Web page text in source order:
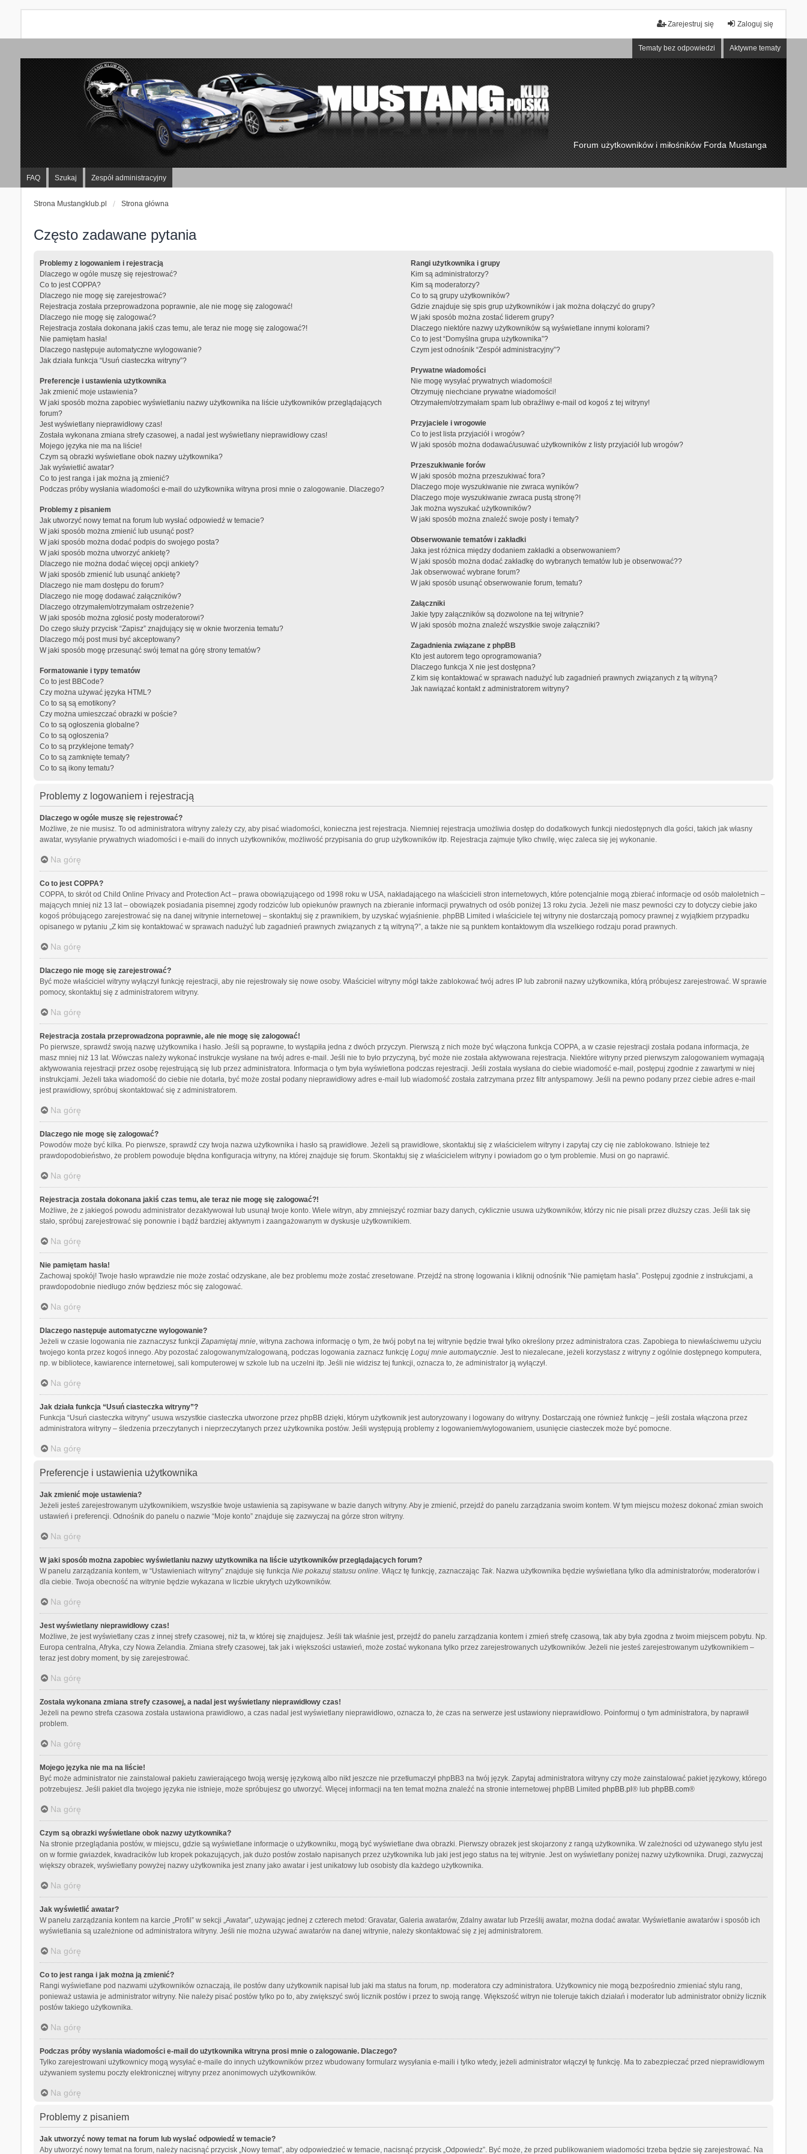
Zaloguj się
Zarejestruj się
Tematy bez odpowiedzi Aktywne tematy
Forum użytkowników i miłośników Forda Mustanga
FAQ Szukaj Zespół administracyjny
Strona Mustangklub.pl Strona główna
Często zadawane pytania
Problemy z logowaniem i rejestracją
Dlaczego w ogóle muszę się rejestrować?
Co to jest COPPA?
Dlaczego nie mogę się zarejestrować?
Rejestracja została przeprowadzona poprawnie, ale nie mogę się zalogować!
Dlaczego nie mogę się zalogować?
Rejestracja została dokonana jakiś czas temu, ale teraz nie mogę się zalogować?!
Nie pamiętam hasła!
Dlaczego następuje automatyczne wylogowanie?
Jak działa funkcja “Usuń ciasteczka witryny”?
Preferencje i ustawienia użytkownika
Jak zmienić moje ustawienia?
W jaki sposób można zapobiec wyświetlaniu nazwy użytkownika na liście użytkowników przeglądających
forum?
Jest wyświetlany nieprawidłowy czas!
Została wykonana zmiana strefy czasowej, a nadal jest wyświetlany nieprawidłowy czas!
Mojego języka nie ma na liście!
Czym są obrazki wyświetlane obok nazwy użytkownika?
Jak wyświetlić awatar?
Co to jest ranga i jak można ją zmienić?
Podczas próby wysłania wiadomości e-mail do użytkownika witryna prosi mnie o zalogowanie. Dlaczego?
Problemy z pisaniem
Jak utworzyć nowy temat na forum lub wysłać odpowiedź w temacie?
W jaki sposób można zmienić lub usunąć post?
W jaki sposób można dodać podpis do swojego posta?
W jaki sposób można utworzyć ankietę?
Dlaczego nie można dodać więcej opcji ankiety?
W jaki sposób zmienić lub usunąć ankietę?
Dlaczego nie mam dostępu do forum?
Dlaczego nie mogę dodawać załączników?
Dlaczego otrzymałem/otrzymałam ostrzeżenie?
W jaki sposób można zgłosić posty moderatorowi?
Do czego służy przycisk “Zapisz” znajdujący się w oknie tworzenia tematu?
Dlaczego mój post musi być akceptowany?
W jaki sposób mogę przesunąć swój temat na górę strony tematów?
Formatowanie i typy tematów
Co to jest BBCode?
Czy można używać języka HTML?
Co to są są emotikony?
Czy można umieszczać obrazki w poście?
Co to są ogłoszenia globalne?
Co to są ogłoszenia?
Co to są przyklejone tematy?
Co to są zamknięte tematy?
Co to są ikony tematu?
Rangi użytkownika i grupy
Kim są administratorzy?
Kim są moderatorzy?
Co to są grupy użytkowników?
Gdzie znajduje się spis grup użytkowników i jak można dołączyć do grupy?
W jaki sposób można zostać liderem grupy?
Dlaczego niektóre nazwy użytkowników są wyświetlane innymi kolorami?
Co to jest “Domyślna grupa użytkownika”?
Czym jest odnośnik “Zespół administracyjny”?
Prywatne wiadomości
Nie mogę wysyłać prywatnych wiadomości!
Otrzymuję niechciane prywatne wiadomości!
Otrzymałem/otrzymałam spam lub obraźliwy e-mail od kogoś z tej witryny!
Przyjaciele i wrogowie
Co to jest lista przyjaciół i wrogów?
W jaki sposób można dodawać/usuwać użytkowników z listy przyjaciół lub wrogów?
Przeszukiwanie forów
W jaki sposób można przeszukiwać fora?
Dlaczego moje wyszukiwanie nie zwraca wyników?
Dlaczego moje wyszukiwanie zwraca pustą stronę?!
Jak można wyszukać użytkowników?
W jaki sposób można znaleźć swoje posty i tematy?
Obserwowanie tematów i zakładki
Jaka jest różnica między dodaniem zakładki a obserwowaniem?
W jaki sposób można dodać zakładkę do wybranych tematów lub je obserwować??
Jak obserwować wybrane forum?
W jaki sposób usunąć obserwowanie forum, tematu?
Załączniki
Jakie typy załączników są dozwolone na tej witrynie?
W jaki sposób można znaleźć wszystkie swoje załączniki?
Zagadnienia związane z phpBB
Kto jest autorem tego oprogramowania?
Dlaczego funkcja X nie jest dostępna?
Z kim się kontaktować w sprawach nadużyć lub zagadnień prawnych związanych z tą witryną?
Jak nawiązać kontakt z administratorem witryny?
Problemy z logowaniem i rejestracją
Dlaczego w ogóle muszę się rejestrować?
Możliwe, że nie musisz. To od administratora witryny zależy czy, aby pisać wiadomości, konieczna jest rejestracja. Niemniej rejestracja umożliwia dostęp do dodatkowych funkcji niedostępnych dla gości, takich jak własny
awatar, wysyłanie prywatnych wiadomości i e-maili do innych użytkowników, możliwość przypisania do grup użytkowników itp. Rejestracja zajmuje tylko chwilę, więc zaleca się jej wykonanie.
Na górę
Co to jest COPPA?
COPPA, to skrót od Child Online Privacy and Protection Act – prawa obowiązującego od 1998 roku w USA, nakładającego na właścicieli stron internetowych, które potencjalnie mogą zbierać informacje od osób małoletnich –
mających mniej niż 13 lat – obowiązek posiadania pisemnej zgody rodziców lub opiekunów prawnych na zbieranie informacji prywatnych od osób poniżej 13 roku życia. Jeżeli nie masz pewności czy to dotyczy ciebie jako
kogoś próbującego zarejestrować się na danej witrynie internetowej – skontaktuj się z prawnikiem, by uzyskać wyjaśnienie. phpBB Limited i właściciele tej witryny nie dostarczają pomocy prawnej z wyjątkiem przypadku
opisanego w pytaniu „Z kim się kontaktować w sprawach nadużyć lub zagadnień prawnych związanych z tą witryną?”, a także nie są punktem kontaktowym dla wszelkiego rodzaju porad prawnych.
Na górę
Dlaczego nie mogę się zarejestrować?
Być może właściciel witryny wyłączył funkcję rejestracji, aby nie rejestrowały się nowe osoby. Właściciel witryny mógł także zablokować twój adres IP lub zabronił nazwy użytkownika, którą próbujesz zarejestrować. W sprawie
pomocy, skontaktuj się z administratorem witryny.
Na górę
Rejestracja została przeprowadzona poprawnie, ale nie mogę się zalogować!
Po pierwsze, sprawdź swoją nazwę użytkownika i hasło. Jeśli są poprawne, to wystąpiła jedna z dwóch przyczyn. Pierwszą z nich może być włączona funkcja COPPA, a w czasie rejestracji została podana informacja, że
masz mniej niż 13 lat. Wówczas należy wykonać instrukcje wysłane na twój adres e-mail. Jeśli nie to było przyczyną, być może nie została aktywowana rejestracja. Niektóre witryny przed pierwszym zalogowaniem wymagają
aktywowania rejestracji przez osobę rejestrującą się lub przez administratora. Informacja o tym była wyświetlona podczas rejestracji. Jeśli została wysłana do ciebie wiadomość e-mail, postępuj zgodnie z zawartymi w niej
instrukcjami. Jeżeli taka wiadomość do ciebie nie dotarła, być może został podany nieprawidłowy adres e-mail lub wiadomość została zatrzymana przez filtr antyspamowy. Jeśli na pewno podany przez ciebie adres e-mail
jest prawidłowy, spróbuj skontaktować się z administratorem.
Na górę
Dlaczego nie mogę się zalogować?
Powodów może być kilka. Po pierwsze, sprawdź czy twoja nazwa użytkownika i hasło są prawidłowe. Jeżeli są prawidłowe, skontaktuj się z właścicielem witryny i zapytaj czy cię nie zablokowano. Istnieje też
prawdopodobieństwo, że problem powoduje błędna konfiguracja witryny, na której znajduje się forum. Skontaktuj się z właścicielem witryny i powiadom go o tym problemie. Musi on go naprawić.
Na górę
Rejestracja została dokonana jakiś czas temu, ale teraz nie mogę się zalogować?!
Możliwe, że z jakiegoś powodu administrator dezaktywował lub usunął twoje konto. Wiele witryn, aby zmniejszyć rozmiar bazy danych, cyklicznie usuwa użytkowników, którzy nic nie pisali przez dłuższy czas. Jeśli tak się
stało, spróbuj zarejestrować się ponownie i bądź bardziej aktywnym i zaangażowanym w dyskusje użytkownikiem.
Na górę
Nie pamiętam hasła!
Zachowaj spokój! Twoje hasło wprawdzie nie może zostać odzyskane, ale bez problemu może zostać zresetowane. Przejdź na stronę logowania i kliknij odnośnik “Nie pamiętam hasła”. Postępuj zgodnie z instrukcjami, a
prawdopodobnie niedługo znów będziesz móc się zalogować.
Na górę
Dlaczego następuje automatyczne wylogowanie?
Jeżeli w czasie logowania nie zaznaczysz funkcji Zapamiętaj mnie, witryna zachowa informację o tym, że twój pobyt na tej witrynie będzie trwał tylko określony przez administratora czas. Zapobiega to niewłaściwemu użyciu
twojego konta przez kogoś innego. Aby pozostać zalogowanym/zalogowaną, podczas logowania zaznacz funkcję Loguj mnie automatycznie. Jest to niezalecane, jeżeli korzystasz z witryny z ogólnie dostępnego komputera,
np. w bibliotece, kawiarence internetowej, sali komputerowej w szkole lub na uczelni itp. Jeśli nie widzisz tej funkcji, oznacza to, że administrator ją wyłączył.
Na górę
Jak działa funkcja “Usuń ciasteczka witryny”?
Funkcja “Usuń ciasteczka witryny” usuwa wszystkie ciasteczka utworzone przez phpBB dzięki, którym użytkownik jest autoryzowany i logowany do witryny. Dostarczają one również funkcję – jeśli została włączona przez
administratora witryny – śledzenia przeczytanych i nieprzeczytanych przez użytkownika postów. Jeśli występują problemy z logowaniem/wylogowaniem, usunięcie ciasteczek może być pomocne.
Na górę
Preferencje i ustawienia użytkownika
Jak zmienić moje ustawienia?
Jeżeli jesteś zarejestrowanym użytkownikiem, wszystkie twoje ustawienia są zapisywane w bazie danych witryny. Aby je zmienić, przejdź do panelu zarządzania swoim kontem. W tym miejscu możesz dokonać zmian swoich
ustawień i preferencji. Odnośnik do panelu o nazwie “Moje konto” znajduje się zazwyczaj na górze stron witryny.
Na górę
W jaki sposób można zapobiec wyświetlaniu nazwy użytkownika na liście użytkowników przeglądających forum?
W panelu zarządzania kontem, w “Ustawieniach witryny” znajduje się funkcja Nie pokazuj statusu online. Włącz tę funkcję, zaznaczając Tak. Nazwa użytkownika będzie wyświetlana tylko dla administratorów, moderatorów i
dla ciebie. Twoja obecność na witrynie będzie wykazana w liczbie ukrytych użytkowników.
Na górę
Jest wyświetlany nieprawidłowy czas!
Możliwe, że jest wyświetlany czas z innej strefy czasowej, niż ta, w której się znajdujesz. Jeśli tak właśnie jest, przejdź do panelu zarządzania kontem i zmień strefę czasową, tak aby była zgodna z twoim miejscem pobytu. Np.
Europa centralna, Afryka, czy Nowa Zelandia. Zmiana strefy czasowej, tak jak i większości ustawień, może zostać wykonana tylko przez zarejestrowanych użytkowników. Jeżeli nie jesteś zarejestrowanym użytkownikiem –
teraz jest dobry moment, by się zarejestrować.
Na górę
Została wykonana zmiana strefy czasowej, a nadal jest wyświetlany nieprawidłowy czas!
Jeżeli na pewno strefa czasowa została ustawiona prawidłowo, a czas nadal jest wyświetlany nieprawidłowo, oznacza to, że czas na serwerze jest ustawiony nieprawidłowo. Poinformuj o tym administratora, by naprawił
problem.
Na górę
Mojego języka nie ma na liście!
Być może administrator nie zainstalował pakietu zawierającego twoją wersję językową albo nikt jeszcze nie przetłumaczył phpBB3 na twój język. Zapytaj administratora witryny czy może zainstalować pakiet językowy, którego
potrzebujesz. Jeśli pakiet dla twojego języka nie istnieje, może spróbujesz go utworzyć. Więcej informacji na ten temat można znaleźć na stronie internetowej phpBB Limited phpBB.pl ® lub phpBB.com®
Na górę
Czym są obrazki wyświetlane obok nazwy użytkownika?
Na stronie przeglądania postów, w miejscu, gdzie są wyświetlane informacje o użytkowniku, mogą być wyświetlane dwa obrazki. Pierwszy obrazek jest skojarzony z rangą użytkownika. W zależności od używanego stylu jest
on w formie gwiazdek, kwadracików lub kropek pokazujących, jak dużo postów zostało napisanych przez użytkownika lub jaki jest jego status na tej witrynie. Jest on wyświetlany poniżej nazwy użytkownika. Drugi, zazwyczaj
większy obrazek, wyświetlany powyżej nazwy użytkownika jest znany jako awatar i jest unikatowy lub osobisty dla każdego użytkownika.
Na górę
Jak wyświetlić awatar?
W panelu zarządzania kontem na karcie „Profil” w sekcji „Awatar”, używając jednej z czterech metod: Gravatar, Galeria awatarów, Zdalny awatar lub Prześlij awatar, można dodać awatar. Wyświetlanie awatarów i sposób ich
wyświetlania są uzależnione od administratora witryny. Jeśli nie można używać awatarów na danej witrynie, należy skontaktować się z jej administratorem.
Na górę
Co to jest ranga i jak można ją zmienić?
Rangi wyświetlane pod nazwami użytkowników oznaczają, ile postów dany użytkownik napisał lub jaki ma status na forum, np. moderatora czy administratora. Użytkownicy nie mogą bezpośrednio zmieniać stylu rang,
ponieważ ustawia je administrator witryny. Nie należy pisać postów tylko po to, aby zwiększyć swój licznik postów i przez to swoją rangę. Większość witryn nie toleruje takich działań i moderator lub administrator obniży licznik
postów takiego użytkownika.
Na górę
Podczas próby wysłania wiadomości e-mail do użytkownika witryna prosi mnie o zalogowanie. Dlaczego?
Tylko zarejestrowani użytkownicy mogą wysyłać e-maile do innych użytkowników przez wbudowany formularz wysyłania e-maili i tylko wtedy, jeżeli administrator włączył tę funkcję. Ma to zabezpieczać przed nieprawidłowym
używaniem systemu poczty elektronicznej witryny przez anonimowych użytkowników.
Na górę
Problemy z pisaniem
Jak utworzyć nowy temat na forum lub wysłać odpowiedź w temacie?
Aby utworzyć nowy temat na forum, należy nacisnąć przycisk „Nowy temat”, aby odpowiedzieć w temacie, nacisnąć przycisk „Odpowiedz”. Być może, że przed publikowaniem wiadomości trzeba będzie się zarejestrować. Na